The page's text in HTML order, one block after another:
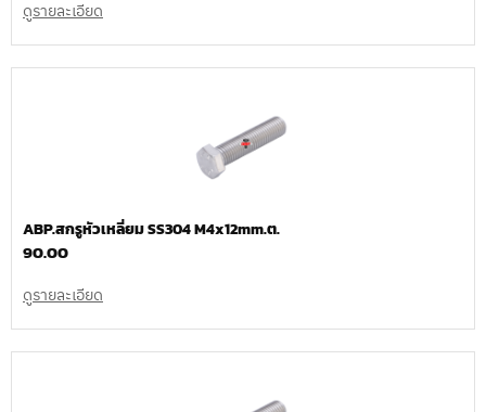
ดูรายละเอียด
ABP.สกรูหัวเหลี่ยม SS304 M4x12mm.ต.
90.00
ดูรายละเอียด